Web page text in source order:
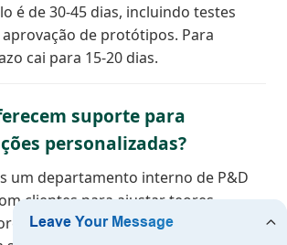
é de 30-45 dias, incluindo testes
de protótipos. Para
cai para 15-20 dias.
suporte para
personalizadas?
um departamento interno de P&D
clientes para ajustar teores
e texturas específicas para o